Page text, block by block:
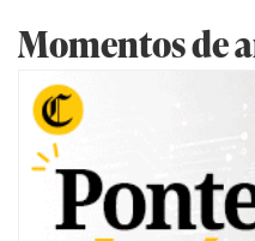
Momentos de